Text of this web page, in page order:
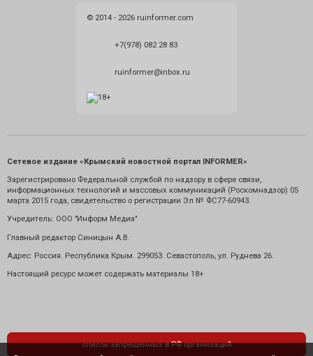
© 2014 - 2026 ruinformer.com
+7(978) 082 28 83
ruinformer@inbox.ru
Сетевое издание «Крымский новостной портал INFORMER»
Зарегистрировано Федеральной службой по надзору в сфере связи,
информационных технологий и массовых коммуникаций (Роскомнадзор) 05
марта 2015 года, свидетельство о регистрации Эл № ФС77-60943.
Учредитель: ООО "Информ Медиа"
Главный редактор Синицын А.В.
Адрес: Россия. Республика Крым. 299053. Севастополь, ул. Руднева 26.
Настоящий ресурс может содержать материалы 18+
список запрещенных в РФ организаций